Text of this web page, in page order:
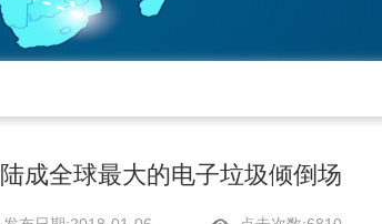
成全球最大的电子垃圾倾倒场